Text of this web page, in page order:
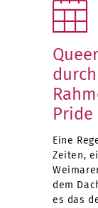
Pride
Eine
Zeiten,
dem
es das